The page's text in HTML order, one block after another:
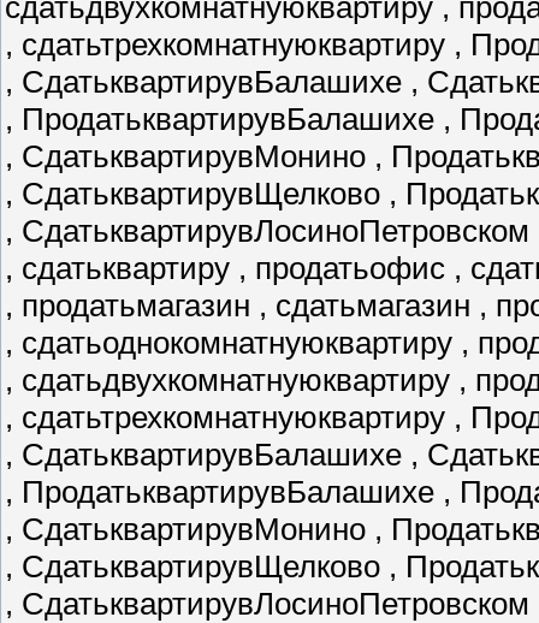
, сдатьтрехкомнатнуюквартиру ,
, СдатьквартирувБалашихе ,
, ПродатьквартирувБалашихе ,
, СдатьквартирувМонино ,
, СдатьквартирувЩелково ,
, СдатьквартирувЛосиноПетровском
, сдатьквартиру , продатьофис ,
, продатьмагазин , сдатьмагазин ,
, сдатьоднокомнатнуюквартиру ,
, сдатьдвухкомнатнуюквартиру ,
, сдатьтрехкомнатнуюквартиру ,
, СдатьквартирувБалашихе ,
, ПродатьквартирувБалашихе ,
, СдатьквартирувМонино ,
, СдатьквартирувЩелково ,
, СдатьквартирувЛосиноПетровском